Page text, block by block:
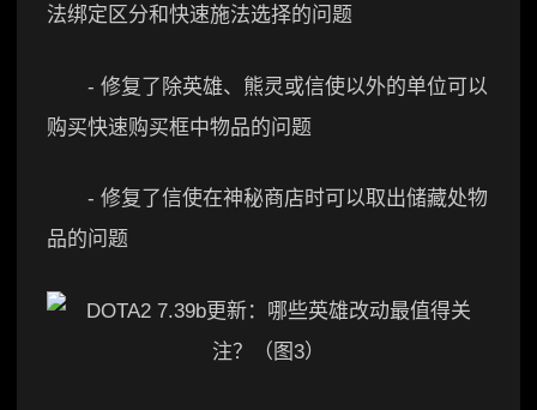
法绑定区分和快速施法选择的问题
- 修复了除英雄、熊灵或信使以外的单位可以
购买快速购买框中物品的问题
- 修复了信使在神秘商店时可以取出储藏处物
品的问题